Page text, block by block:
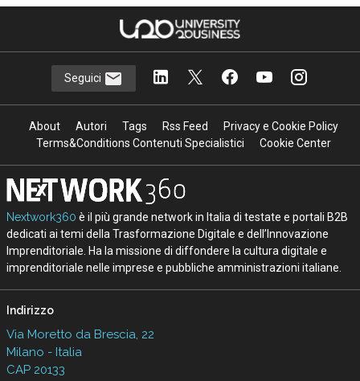
Seguici
About Autori Tags Rss Feed
Privacy e Cookie Policy
Terms&Conditions Contenuti Specialistici
Cookie Center
Nextwork360 è il più grande network in Italia di testate e portali B2B
dedicati ai temi della Trasformazione Digitale e dell’Innovazione
Imprenditoriale. Ha la missione di diffondere la cultura digitale e
imprenditoriale nelle imprese e pubbliche amministrazioni italiane.
Indirizzo
Via Moretto da Brescia, 22
Milano - Italia
CAP 20133